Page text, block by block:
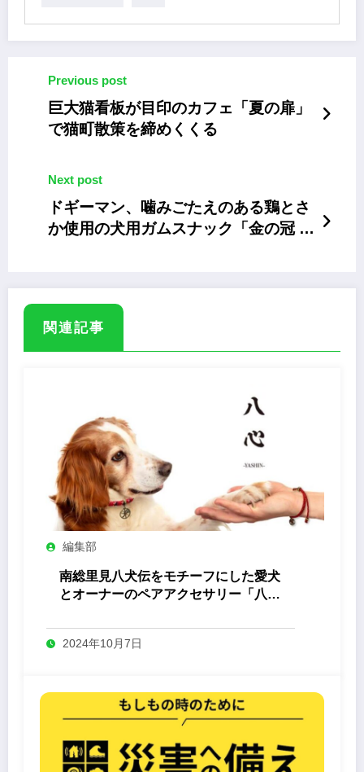
Previous post
巨大猫看板が目印のカフェ「夏の扉」
で猫町散策を締めくくる
Next post
ドギーマン、噛みごたえのある鶏とさ
か使用の犬用ガムスナック「金の冠 細
関連記事
編集部
南総里見八犬伝をモチーフにした愛犬
とオーナーのペアアクセサリー「八心
2024年10月7日